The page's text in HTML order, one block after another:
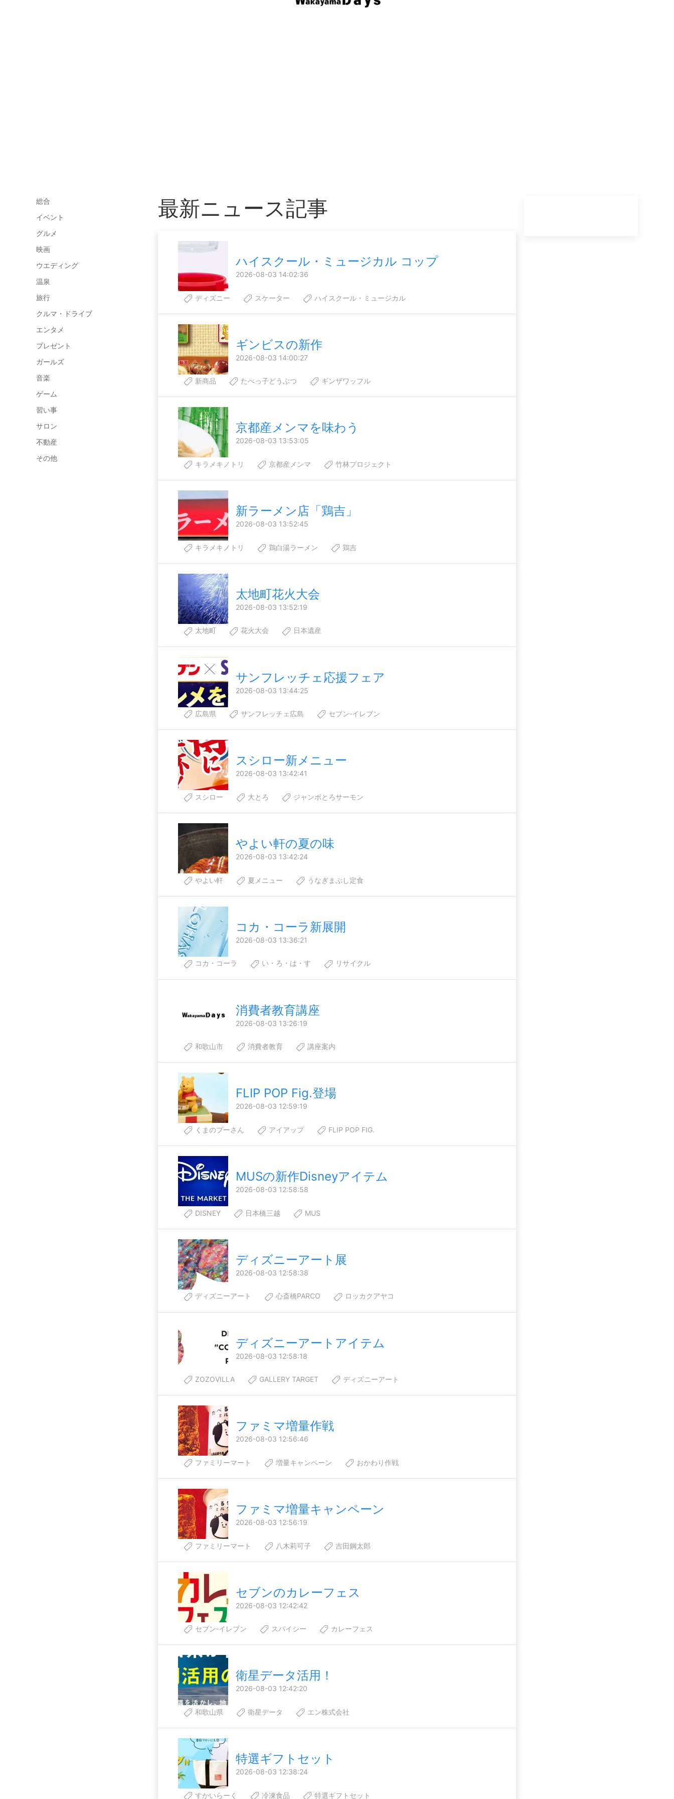
総合
イベント
グルメ
映画
ウエディング
温泉
旅行
クルマ・ドライブ
エンタメ
プレゼント
ガールズ
音楽
ゲーム
習い事
サロン
不動産
その他
最新ニュース記事
ハイスクール・ミュージカル コップ
2026-08-03 14:02:36
ディズニー スケーター ハイスクール・ミュージカル
ギンビスの新作
2026-08-03 14:00:27
新商品 たべっ子どうぶつ ギンザワッフル
京都産メンマを味わう
2026-08-03 13:53:05
キラメキノトリ 京都産メンマ 竹林プロジェクト
新ラーメン店「鶏吉」
2026-08-03 13:52:45
キラメキノトリ 鶏白湯ラーメン 鶏吉
太地町花火大会
2026-08-03 13:52:19
太地町 花火大会 日本遺産
サンフレッチェ応援フェア
2026-08-03 13:44:25
広島県 サンフレッチェ広島 セブン‐イレブン
スシロー新メニュー
2026-08-03 13:42:41
スシロー 大とろ ジャンボとろサーモン
やよい軒の夏の味
2026-08-03 13:42:24
やよい軒 夏メニュー うなぎまぶし定食
コカ・コーラ新展開
2026-08-03 13:36:21
コカ・コーラ い・ろ・は・す リサイクル
消費者教育講座
2026-08-03 13:26:19
和歌山市 消費者教育 講座案内
FLIP POP Fig.登場
2026-08-03 12:59:19
くまのプーさん アイアップ FLIP POP FIG.
MUSの新作Disneyアイテム
2026-08-03 12:58:58
DISNEY 日本橋三越 MUS
ディズニーアート展
2026-08-03 12:58:38
ディズニーアート 心斎橋PARCO ロッカクアヤコ
ディズニーアートアイテム
2026-08-03 12:58:18
ZOZOVILLA GALLERY TARGET ディズニーアート
ファミマ増量作戦
2026-08-03 12:56:46
ファミリーマート 増量キャンペーン おかわり作戦
ファミマ増量キャンペーン
2026-08-03 12:56:19
ファミリーマート 八木莉可子 吉田鋼太郎
セブンのカレーフェス
2026-08-03 12:42:42
セブン‐イレブン スパイシー カレーフェス
衛星データ活用！
2026-08-03 12:42:20
和歌山県 衛星データ エン株式会社
特選ギフトセット
2026-08-03 12:38:24
すかいらーく 冷凍食品 特選ギフトセット